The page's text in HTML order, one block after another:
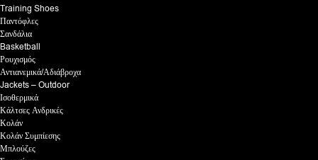
Training Shoes
Παντόφλες
Σανδάλια
Basketball
Ρουχισμός
Αντιανεμικά/Αδιάβροχα
Jackets – Outdoor
Ισοθερμικά
Κάλτσες Ανδρικές
Κολάν
Κολάν Συμπίεσης
Μπλούζες